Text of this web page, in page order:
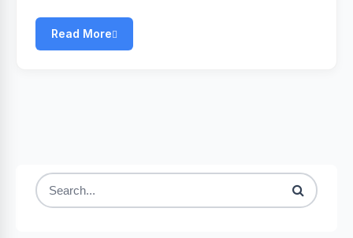
Read More
Search